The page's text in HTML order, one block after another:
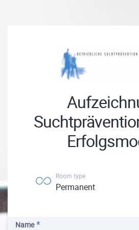
Room type
Permanent
Name